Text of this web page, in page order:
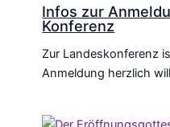
Infos zur
Konferenz
Zur Landeskonferenz
Anmeldung herzlich